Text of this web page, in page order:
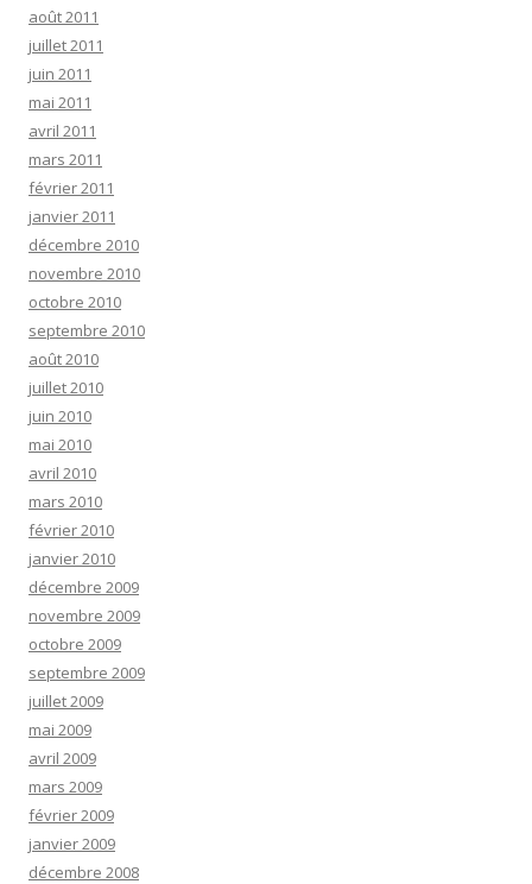
août 2011
juillet 2011
juin 2011
mai 2011
avril 2011
mars 2011
février 2011
janvier 2011
décembre 2010
novembre 2010
octobre 2010
septembre 2010
août 2010
juillet 2010
juin 2010
mai 2010
avril 2010
mars 2010
février 2010
janvier 2010
décembre 2009
novembre 2009
octobre 2009
septembre 2009
juillet 2009
mai 2009
avril 2009
mars 2009
février 2009
janvier 2009
décembre 2008